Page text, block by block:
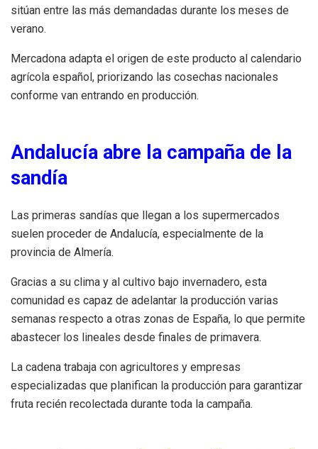
sitúan entre las más demandadas durante los meses de
verano.
Mercadona adapta el origen de este producto al calendario
agrícola español, priorizando las cosechas nacionales
conforme van entrando en producción.
Andalucía abre la campaña de la
sandía
Las primeras sandías que llegan a los supermercados
suelen proceder de Andalucía, especialmente de la
provincia de Almería.
Gracias a su clima y al cultivo bajo invernadero, esta
comunidad es capaz de adelantar la producción varias
semanas respecto a otras zonas de España, lo que permite
abastecer los lineales desde finales de primavera.
La cadena trabaja con agricultores y empresas
especializadas que planifican la producción para garantizar
fruta recién recolectada durante toda la campaña.